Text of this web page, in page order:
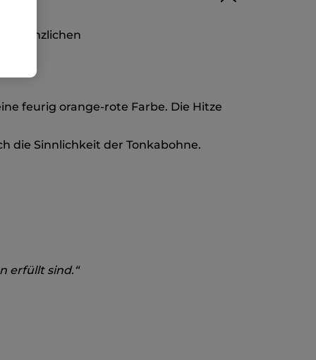
pflanzlichen
feurig orange-rote Farbe. Die Hitze
die Sinnlichkeit der Tonkabohne.
erfüllt sind.“